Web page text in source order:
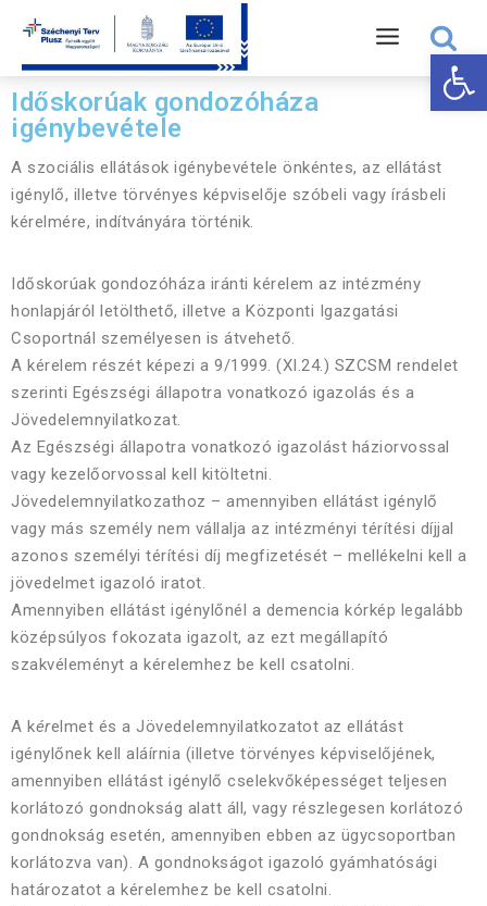
Időskorúak gondozóháza
igénybevétele
A szociális ellátások igénybevétele önkéntes, az ellátást
igénylő, illetve törvényes képviselője szóbeli vagy írásbeli
kérelmére, indítványára történik.
Időskorúak gondozóháza iránti kérelem az intézmény
honlapjáról letölthető, illetve a Központi Igazgatási
Csoportnál személyesen is átvehető.
A kérelem részét képezi a 9/1999. (XI.24.) SZCSM rendelet
szerinti Egészségi állapotra vonatkozó igazolás és a
Jövedelemnyilatkozat.
Az Egészségi állapotra vonatkozó igazolást háziorvossal
vagy kezelőorvossal kell kitöltetni.
Jövedelemnyilatkozathoz – amennyiben ellátást igénylő
vagy más személy nem vállalja az intézményi térítési díjjal
azonos személyi térítési díj megfizetését – mellékelni kell a
jövedelmet igazoló iratot.
Amennyiben ellátást igénylőnél a demencia kórkép legalább
középsúlyos fokozata igazolt, az ezt megállapító
szakvéleményt a kérelemhez be kell csatolni.
A kérelmet és a Jövedelemnyilatkozatot az ellátást
igénylőnek kell aláírnia (illetve törvényes képviselőjének,
amennyiben ellátást igénylő cselekvőképességet teljesen
korlátozó gondnokság alatt áll, vagy részlegesen korlátozó
gondnokság esetén, amennyiben ebben az ügycsoportban
korlátozva van). A gondnokságot igazoló gyámhatósági
határozatot a kérelemhez be kell csatolni.